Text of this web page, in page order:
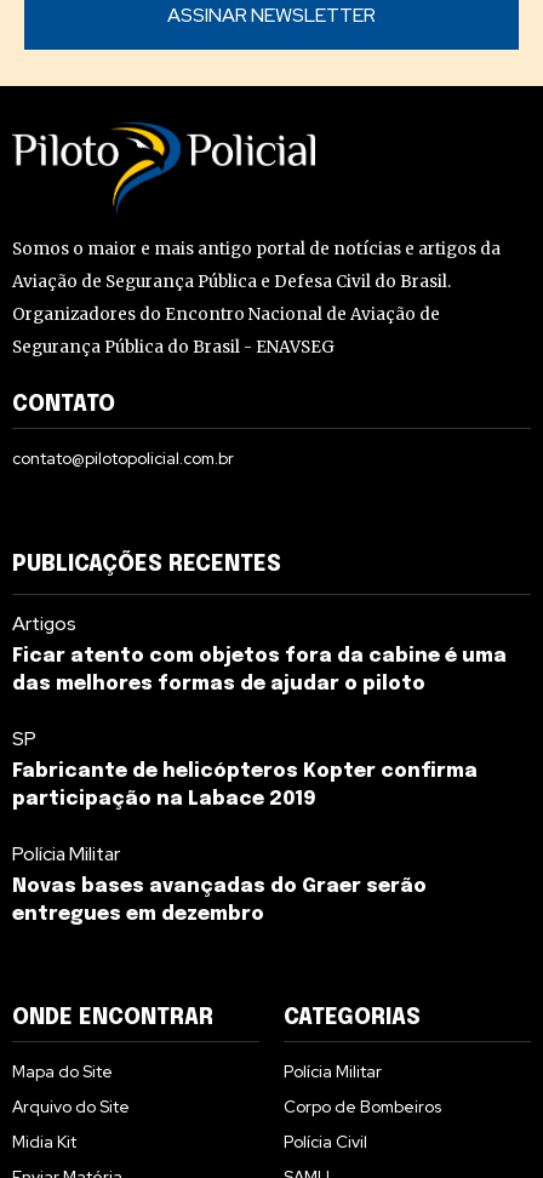
Somos o maior e mais antigo portal de notícias e artigos da
Aviação de Segurança Pública e Defesa Civil do Brasil.
Organizadores do Encontro Nacional de Aviação de
Segurança Pública do Brasil - ENAVSEG
CONTATO
contato@pilotopolicial.com.br
PUBLICAÇÕES RECENTES
Artigos
Ficar atento com objetos fora da cabine é uma
das melhores formas de ajudar o piloto
SP
Fabricante de helicópteros Kopter confirma
participação na Labace 2019
Polícia Militar
Novas bases avançadas do Graer serão
entregues em dezembro
ONDE ENCONTRAR
Mapa do Site
Arquivo do Site
Midia Kit
CATEGORIAS
Polícia Militar
Corpo de Bombeiros
Polícia Civil